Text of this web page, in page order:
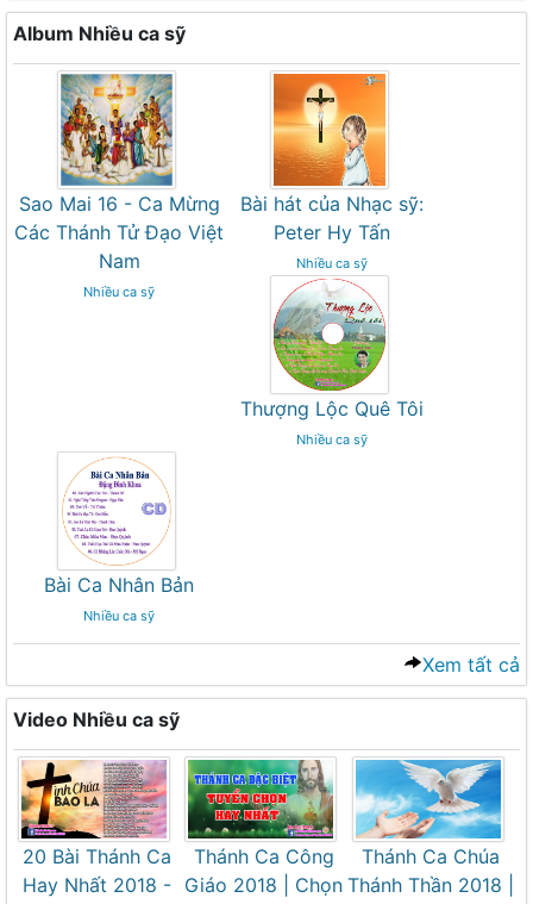
Mạng nhện cuộc đời
Đấng nhân hậu
Đường đời còn có Chúa
Tái sinh trong Cha
Album Nhiều ca sỹ
Sao Mai 16 - Ca Mừng
Các Thánh Tử Đạo Việt
Nam
Nhiều ca sỹ
Bài hát của Nhạc sỹ:
Peter Hy Tấn
Nhiều ca sỹ
Thượng Lộc Quê Tôi
Nhiều ca sỹ
Bài Ca Nhân Bản
Nhiều ca sỹ
Xem tất cả
Video Nhiều ca sỹ
20 Bài Thánh Ca
Hay Nhất 2018 -
Thánh Ca Công
Giáo 2018 | Chọn
Thánh Ca Chúa
Thánh Thần 2018 |